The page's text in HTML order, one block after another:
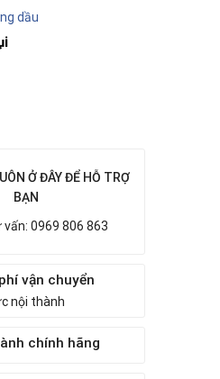
dầu
Ở ĐÂY ĐỂ HỖ TRỢ
BẠN
0969 806 863
vận chuyển
nội thành
chính hãng